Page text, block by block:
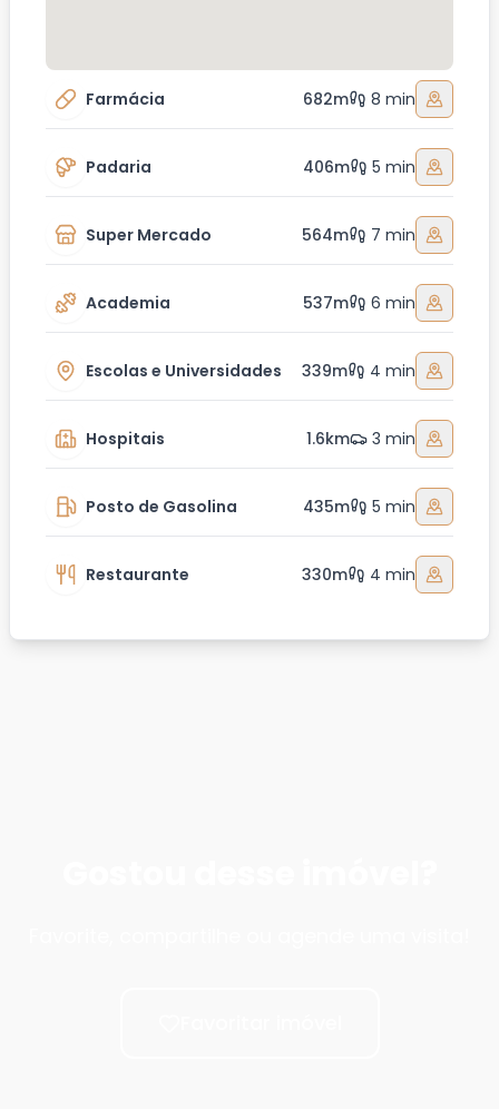
Farmácia 682m 8 min
Padaria 406m 5 min
Super Mercado 564m 7 min
Academia 537m 6 min
Escolas e Universidades 339m 4 min
Hospitais 1.6km 3 min
Posto de Gasolina 435m 5 min
Restaurante 330m 4 min